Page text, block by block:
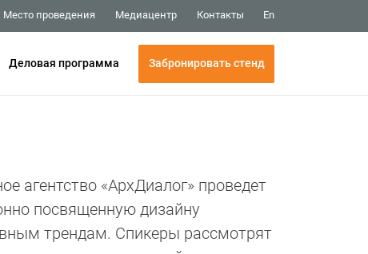
Место проведения Медиацентр Контакты En
Деловая программа Забронировать стенд
агентство «АрхДиалог» проведет
посвященную дизайну
трендам. Спикеры рассмотрят